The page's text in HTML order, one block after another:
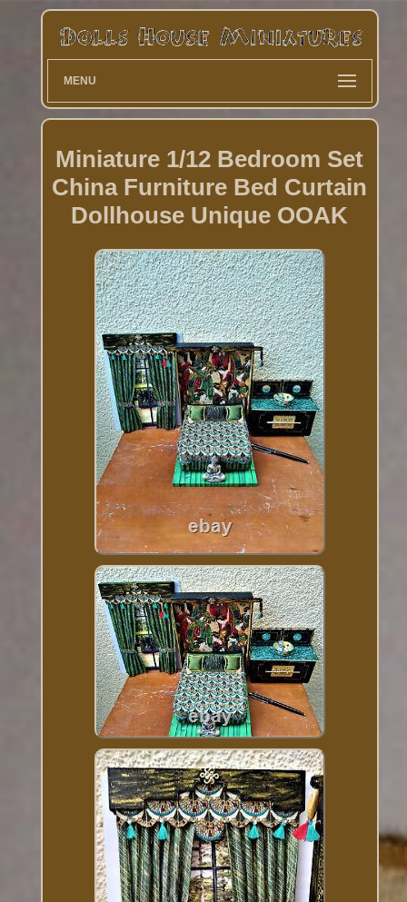
MENU
Miniature 1/12 Bedroom Set
China Furniture Bed Curtain
Dollhouse Unique OOAK